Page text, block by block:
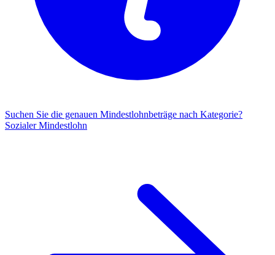
Suchen Sie die genauen Mindestlohnbeträge nach Kategorie?
Sozialer Mindestlohn